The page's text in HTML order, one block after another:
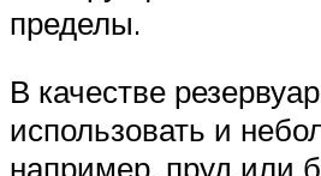
пределы.
В качестве
использовать и
например, пруд или